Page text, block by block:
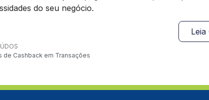
do seu negócio.
de Cashback em Transações